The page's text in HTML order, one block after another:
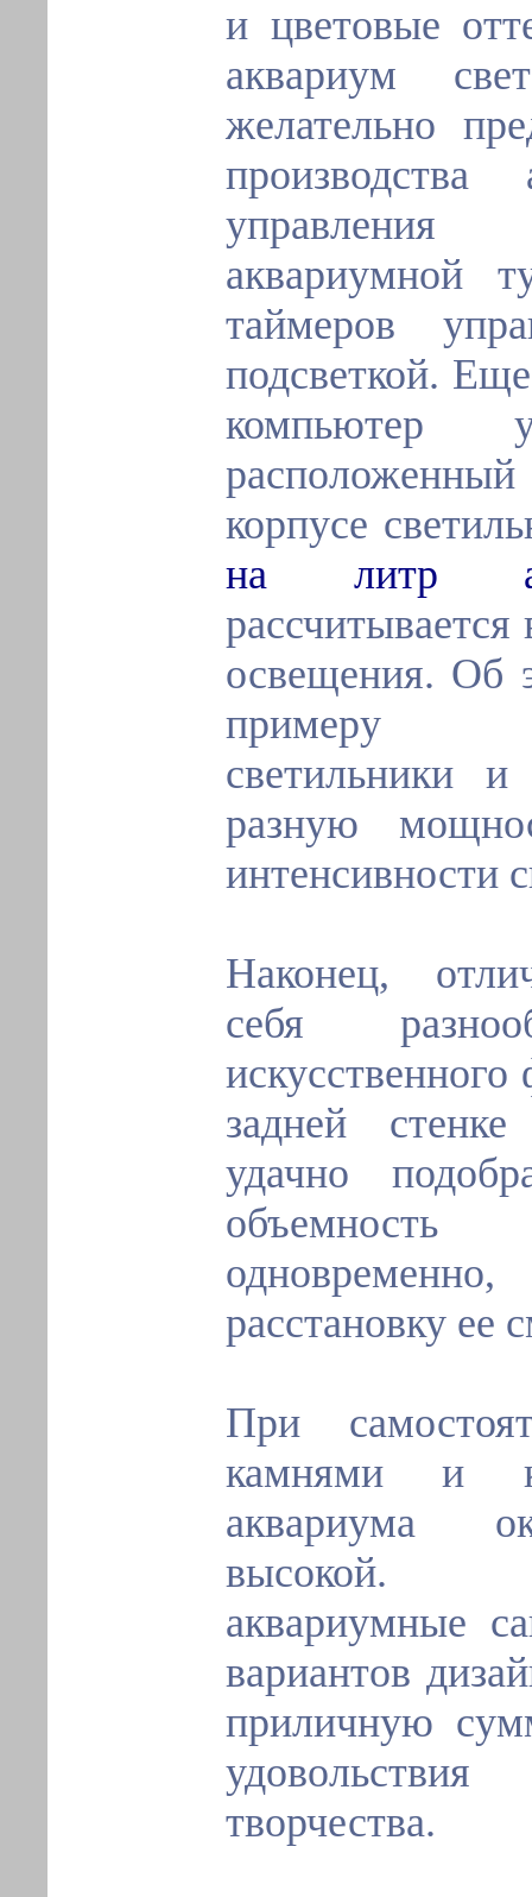
и цветовые
аквариум
желательно
производства
управления
аквариумной
таймеров
подсветкой.
компьютер
корпусе
на литр
освещения. Об
примеру
светильники
разную
интенсивности
Наконец,
себя
задней
удачно
расстановку ее
При
камнями и
аквариума
высокой.
аквариумные
вариантов
приличную
творчества.